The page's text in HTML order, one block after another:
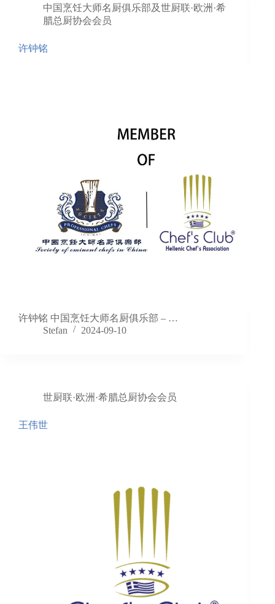
中国烹饪大师名厨俱乐部及世厨联·欧洲·希
腊总厨协会会员
许钟铭
许钟铭 中国烹饪大师名厨俱乐部 – …
Stefan
2024-09-10
世厨联·欧洲·希腊总厨协会会员
王伟世